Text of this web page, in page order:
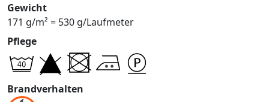
Gewicht
171 g/m² = 530 g/Laufmeter
Pflege
Brandverhalten